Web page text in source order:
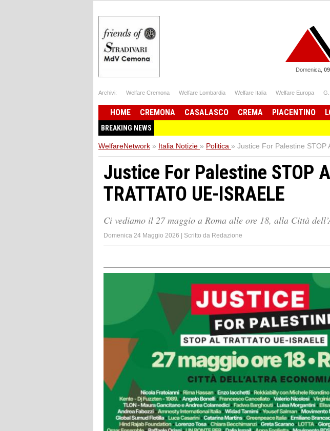
Domenica,
Archivi: Welfare Cremona Welfare Lombardia Welfare Italia Welfare Europa
HOME CREMONA CASALASCO CREMA PIACENTINO
BREAKING NEWS
WelfareNetwork » Italia Notizie » Politica » Justice For Palestine STOP
Justice For Palestine STOP
TRATTATO UE-ISRAELE
Ci vediamo il 27 maggio a Roma alle ore 18, alla Città
Domenica 24 Maggio 2026 | Scritto da Redazione